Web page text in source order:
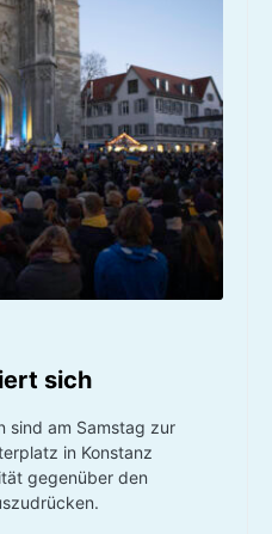
sich
sind am Samstag zur
in Konstanz
gegenüber den